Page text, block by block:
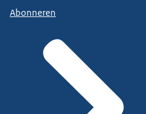
Abonneren